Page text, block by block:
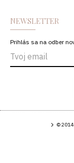
NEWSLETTER
Prihlás sa na odber
©